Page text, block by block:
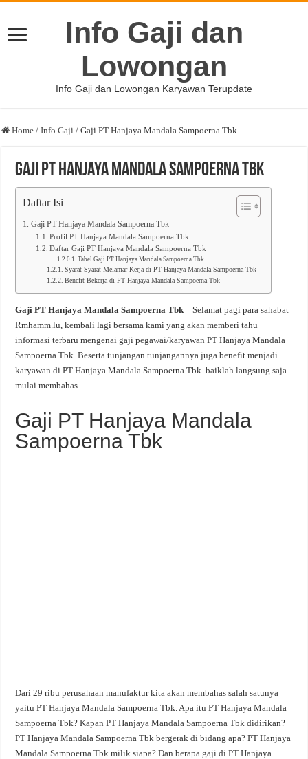
Info Gaji dan
Lowongan
Info Gaji dan Lowongan Karyawan Terupdate
Home / Info Gaji / Gaji PT Hanjaya Mandala Sampoerna Tbk
Gaji PT Hanjaya Mandala Sampoerna Tbk
Daftar Isi
Gaji PT Hanjaya Mandala Sampoerna Tbk
Profil PT Hanjaya Mandala Sampoerna Tbk
Daftar Gaji PT Hanjaya Mandala Sampoerna Tbk
Tabel Gaji PT Hanjaya Mandala Sampoerna Tbk
Syarat Syarat Melamar Kerja di PT Hanjaya Mandala Sampoerna Tbk
Benefit Bekerja di PT Hanjaya Mandala Sampoerna Tbk
Gaji PT Hanjaya Mandala Sampoerna Tbk –Selamat pagi para sahabat
Rmhamm.lu, kembali lagi bersama kami yang akan memberi tahu
informasi terbaru mengenai gaji pegawai/karyawan PT Hanjaya Mandala
Sampoerna Tbk. Beserta tunjangan tunjangannya juga benefit menjadi
karyawan di PT Hanjaya Mandala Sampoerna Tbk. baiklah langsung saja
mulai membahas.
Gaji PT Hanjaya Mandala
Sampoerna Tbk
Dari 29 ribu perusahaan manufaktur kita akan membahas salah satunya
yaitu PT Hanjaya Mandala Sampoerna Tbk. Apa itu PT Hanjaya Mandala
Sampoerna Tbk? Kapan PT Hanjaya Mandala Sampoerna Tbk didirikan?
PT Hanjaya Mandala Sampoerna Tbk bergerak di bidang apa? PT Hanjaya
Mandala Sampoerna Tbk milik siapa? Dan berapa gaji di PT Hanjaya